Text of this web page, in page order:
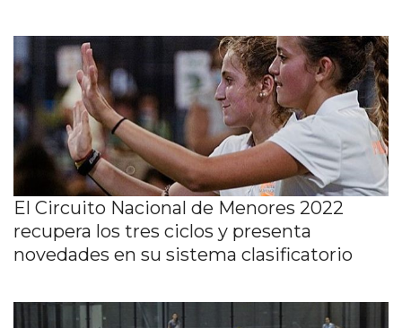
El Circuito Nacional de Menores 2022
recupera los tres ciclos y presenta
novedades en su sistema clasificatorio